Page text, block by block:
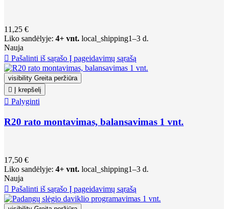
11,25 €
Liko sandėlyje: 4+ vnt. local_shipping1–3 d.
Nauja
 Pašalinti iš sąrašo Į pageidavimų sąrašą
visibility Greita peržiūra

Į krepšelį
 Palyginti
R20 rato montavimas, balansavimas 1 vnt.
17,50 €
Liko sandėlyje: 4+ vnt. local_shipping1–3 d.
Nauja
 Pašalinti iš sąrašo Į pageidavimų sąrašą